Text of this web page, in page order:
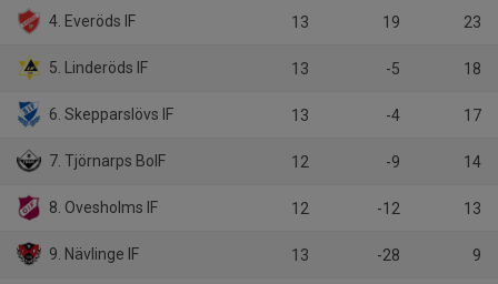
4. Everöds IF 13 19 23
5. Linderöds IF 13 -5 18
6. Skepparslövs IF 13 -4 17
7. Tjörnarps BoIF 12 -9 14
8. Ovesholms IF 12 -12 13
9. Nävlinge IF 13 -28 9